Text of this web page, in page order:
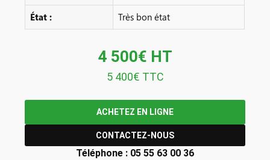
État :
Très bon état
4 500€ HT
5 400€ TTC
ACHETEZ EN LIGNE
CONTACTEZ-NOUS
Téléphone : 05 55 63 00 36